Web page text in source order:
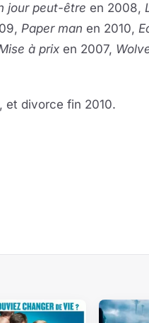
jour peut-être en 2008,
Paper man en 2010,
à prix en 2007,
et divorce fin 2010.